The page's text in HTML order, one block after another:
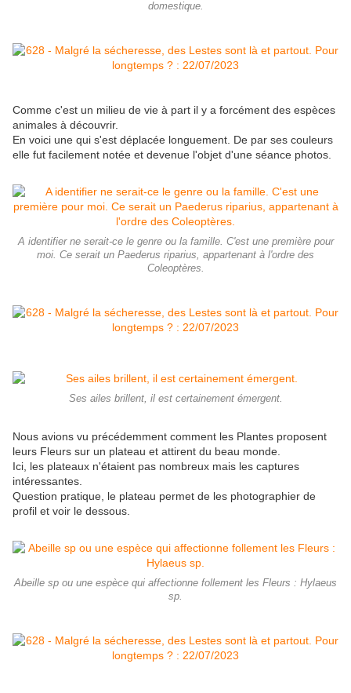
domestique.
Comme c'est un milieu de vie à part il y a forcément des espèces
animales à découvrir.
En voici une qui s'est déplacée longuement. De par ses couleurs
elle fut facilement notée et devenue l'objet d'une séance photos.
A identifier ne serait-ce le genre ou la famille. C'est une première pour
moi. Ce serait un Paederus riparius, appartenant à l'ordre des
Coleoptères.
Ses ailes brillent, il est certainement émergent.
Nous avions vu précédemment comment les Plantes proposent
leurs Fleurs sur un plateau et attirent du beau monde.
Ici, les plateaux n'étaient pas nombreux mais les captures
intéressantes.
Question pratique, le plateau permet de les photographier de
profil et voir le dessous.
Abeille sp ou une espèce qui affectionne follement les Fleurs : Hylaeus
sp.